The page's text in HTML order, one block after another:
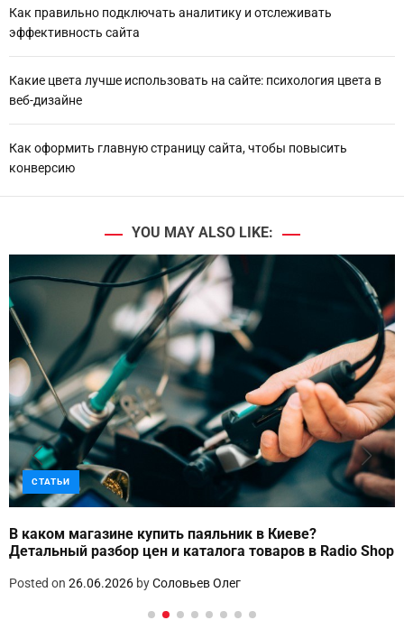
Как правильно подключать аналитику и отслеживать
эффективность сайта
Какие цвета лучше использовать на сайте: психология цвета в
веб-дизайне
Как оформить главную страницу сайта, чтобы повысить
конверсию
YOU MAY ALSO LIKE:
СТАТЬИ
В каком магазине купить паяльник в Киеве?
Детальный разбор цен и каталога товаров в Radio Shop
Posted on 26.06.2026 byСоловьев Олег